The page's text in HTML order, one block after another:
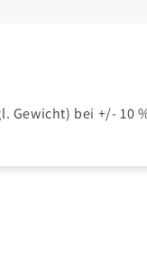
Gewicht) bei +/- 10